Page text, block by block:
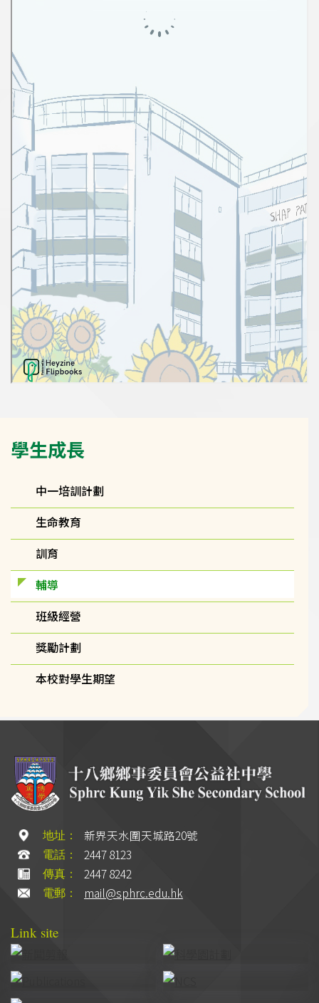
navigation
學生成長
中一培訓計劃
生命教育
訓育
輔導
班級經營
獎勵計劃
本校對學生期望
地址： 新界天水圍天城路20號
電話： 2447 8123
傳真： 2447 8242
電郵： mail@sphrc.edu.hk
Link site